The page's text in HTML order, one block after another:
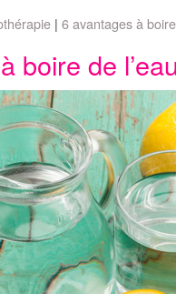
6 avantages à
boire de